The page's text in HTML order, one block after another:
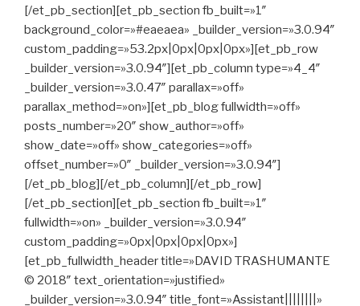
[/et_pb_section][et_pb_section fb_built=»1″
background_color=»#eaeaea» _builder_version=»3.0.94″
custom_padding=»53.2px|0px|0px|0px»][et_pb_row
_builder_version=»3.0.94″][et_pb_column type=»4_4″
_builder_version=»3.0.47″ parallax=»off»
parallax_method=»on»][et_pb_blog fullwidth=»off»
posts_number=»20″ show_author=»off»
show_date=»off» show_categories=»off»
offset_number=»0″ _builder_version=»3.0.94″]
[/et_pb_blog][/et_pb_column][/et_pb_row]
[/et_pb_section][et_pb_section fb_built=»1″
fullwidth=»on» _builder_version=»3.0.94″
custom_padding=»0px|0px|0px|0px»]
[et_pb_fullwidth_header title=»DAVID TRASHUMANTE
© 2018″ text_orientation=»justified»
_builder_version=»3.0.94″ title_font=»Assistant||||||||»